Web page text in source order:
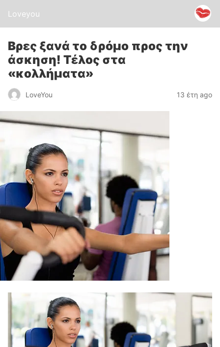
Loveyou
Βρες ξανά το δρόμο προς την
άσκηση! Τέλος στα
«κολλήματα»
LoveYou 13 έτη ago